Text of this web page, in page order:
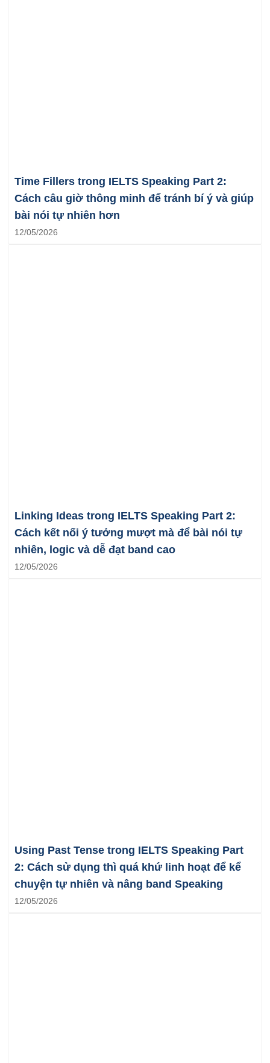
Time Fillers trong IELTS Speaking Part 2:
Cách câu giờ thông minh để tránh bí ý và giúp
bài nói tự nhiên hơn
12/05/2026
Linking Ideas trong IELTS Speaking Part 2:
Cách kết nối ý tưởng mượt mà để bài nói tự
nhiên, logic và dễ đạt band cao
12/05/2026
Using Past Tense trong IELTS Speaking Part
2: Cách sử dụng thì quá khứ linh hoạt để kể
chuyện tự nhiên và nâng band Speaking
12/05/2026